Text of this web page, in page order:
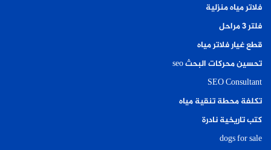
فلاتر مياه منزلية
فلتر ٣ مراحل
قطع غيار فلاتر مياه
تحسين محركات البحث seo
SEO Consultant
تكلفة محطة تنقية مياه
كتب تاريخية نادرة
dogs for sale